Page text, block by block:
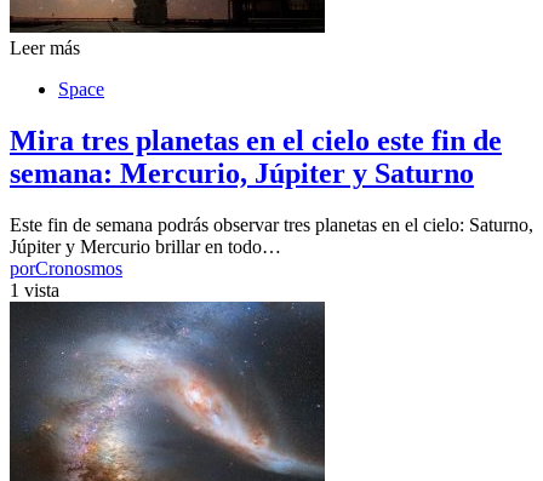
Leer más
Space
Mira tres planetas en el cielo este fin de
semana: Mercurio, Júpiter y Saturno
Este fin de semana podrás observar tres planetas en el cielo: Saturno,
Júpiter y Mercurio brillar en todo…
porCronosmos
1 vista